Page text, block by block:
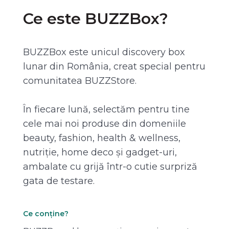
Ce este BUZZBox?
BUZZBox este unicul discovery box
lunar din România, creat special pentru
comunitatea BUZZStore.
În fiecare lună, selectăm pentru tine
cele mai noi produse din domeniile
beauty, fashion, health & wellness,
nutriție, home deco și gadget-uri,
ambalate cu grijă într-o cutie surpriză
gata de testare.
Ce conține?